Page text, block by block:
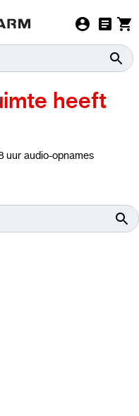
heeft
uur audio-opnames